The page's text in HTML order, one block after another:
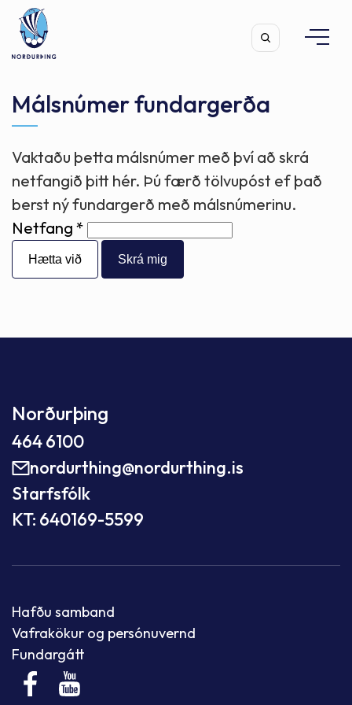
Leita
Málsnúmer fundargerða
Vaktaðu þetta málsnúmer með því að skrá
netfangið þitt hér. Þú færð tölvupóst ef það
berst ný fundargerð með málsnúmerinu.
Netfang
Hætta við
Norðurþing
464 6100
nordurthing@nordurthing.is
Starfsfólk
KT: 640169-5599
Hafðu samband
Vafrakökur og persónuvernd
Fundargátt